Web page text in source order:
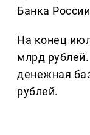
Банка
На конец
млрд
денежная
рублей.